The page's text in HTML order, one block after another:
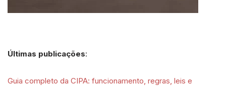
Últimas publicações:
Guia completo da CIPA: funcionamento, regras, leis e